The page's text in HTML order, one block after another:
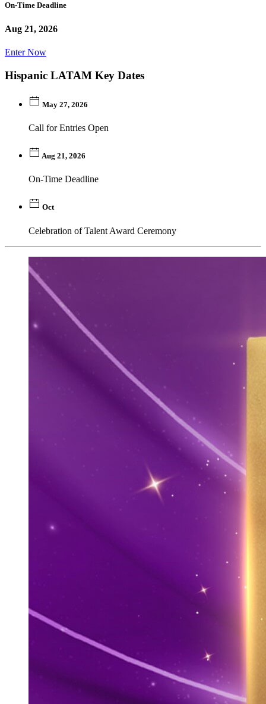
On-Time Deadline
Aug 21, 2026
Enter Now
Hispanic LATAM Key Dates
May 27, 2026
Call for Entries Open
Aug 21, 2026
On-Time Deadline
Oct
Celebration of Talent Award Ceremony